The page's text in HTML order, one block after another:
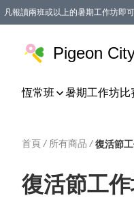
凡報讀兩班或以上的暑期工作坊即
Pigeon
恆常班 暑期工作坊比
首頁 / 所有商品 / 復活節
復活節工